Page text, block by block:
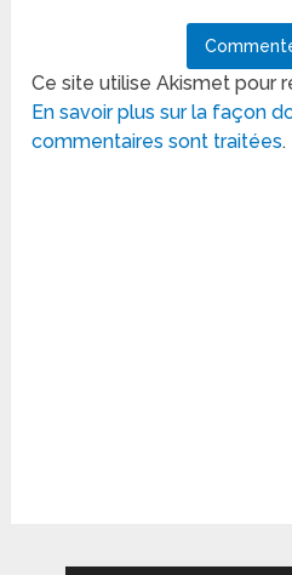
Ce site utilise Akismet pour
En savoir plus sur la façon
commentaires sont traitées.